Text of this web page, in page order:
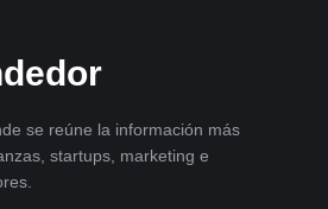
se reúne la información más
startups, marketing e